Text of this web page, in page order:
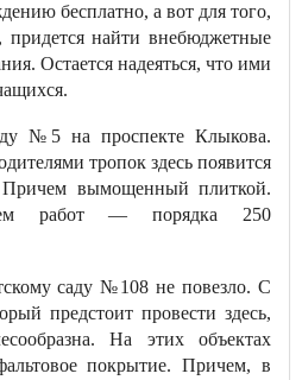
бесплатно, а вот для того,
придется найти внебюджетные
Остается надеяться, что ими
№5 на проспекте Клыкова.
тропок здесь появится
Причем вымощенный плиткой.
работ — порядка 250
саду №108 не повезло. С
предстоит провести здесь,
На этих объектах
покрытие. Причем, в